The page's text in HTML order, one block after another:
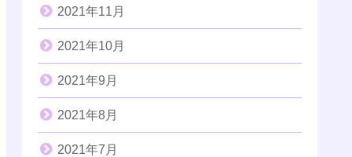
2021年11月
2021年10月
2021年9月
2021年8月
2021年7月